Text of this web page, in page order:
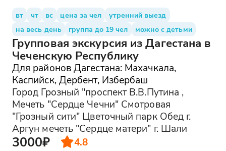
вт чт вс цена за чел
утренний выезд
на весь день
группа до 19 чел можно с детьми
Групповая экскурсия из Дагестана в
Чеченскую Республику
Для районов Дагестана: Махачкала,
Каспийск, Дербент, Избербаш
Город Грозный "проспект В.В.Путина ,
Мечеть "Сердце Чечни" Смотровая
"Грозный сити" Цветочный парк Обед г.
Аргун мечеть "Сердце матери" г. Шали
3000₽ 4.8